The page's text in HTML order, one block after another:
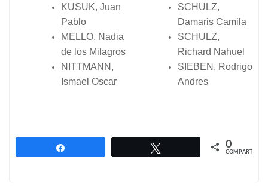
KUSUK, Juan
Pablo
MELLO, Nadia
de los Milagros
NITTMANN,
Ismael Oscar
SCHULZ,
Damaris Camila
SCHULZ,
Richard Nahuel
SIEBEN, Rodrigo
Andres
0
COMPARTIR